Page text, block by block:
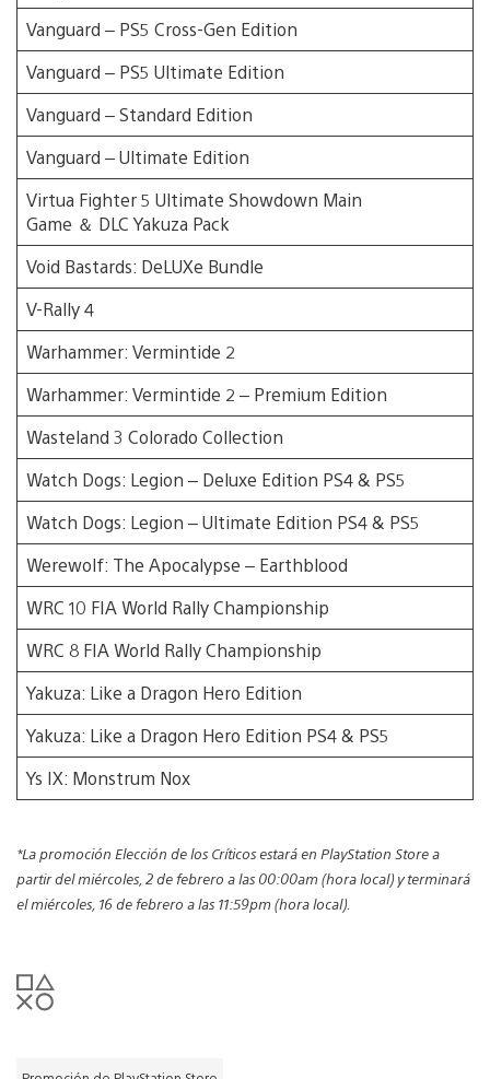
Vanguard – PS5 Cross-Gen Edition
Vanguard – PS5 Ultimate Edition
Vanguard – Standard Edition
Vanguard – Ultimate Edition
Virtua Fighter 5 Ultimate Showdown Main
Game ＆ DLC Yakuza Pack
Void Bastards: DeLUXe Bundle
V-Rally 4
Warhammer: Vermintide 2
Warhammer: Vermintide 2 – Premium Edition
Wasteland 3 Colorado Collection
Watch Dogs: Legion – Deluxe Edition PS4 & PS5
Watch Dogs: Legion – Ultimate Edition PS4 & PS5
Werewolf: The Apocalypse – Earthblood
WRC 10 FIA World Rally Championship
WRC 8 FIA World Rally Championship
Yakuza: Like a Dragon Hero Edition
Yakuza: Like a Dragon Hero Edition PS4 & PS5
Ys IX: Monstrum Nox
*La promoción Elección de los Críticos estará en PlayStation Store a
partir del miércoles, 2 de febrero a las 00:00am (hora local) y terminará
el miércoles, 16 de febrero a las 11:59pm (hora local).